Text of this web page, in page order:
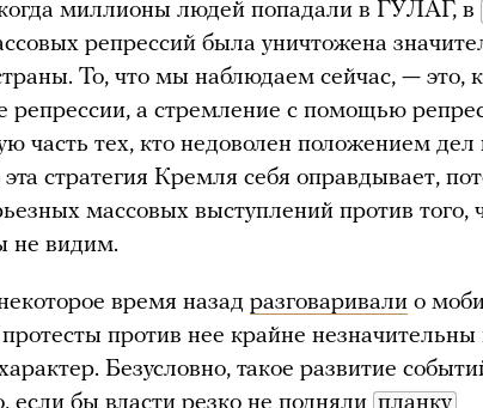
миллионы людей попадали в ГУЛАГ, в
репрессий была уничтожена
То, что мы наблюдаем сейчас, — это,
репрессии, а стремление с помощью
часть тех, кто недоволен положением
эта стратегия Кремля себя оправдывает,
массовых выступлений против того,
не видим.
время назад разговаривали о
против нее крайне незначительны
Безусловно, такое развитие
если бы власти резко не подняли планку